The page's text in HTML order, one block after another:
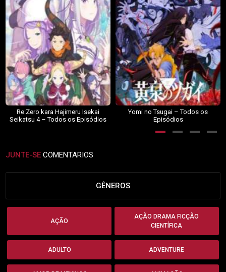
Re:Zero kara Hajimeru Isekai
Seikatsu 4 – Todos os Episódios
Yomi no Tsugai – Todos os
Episódios
JUNTE-SE COMENTARIOS
GÊNEROS
AÇÃO
AÇÃO DRAMA FICÇÃO
CIENTÍFICA
ADULTO ADVENTURE